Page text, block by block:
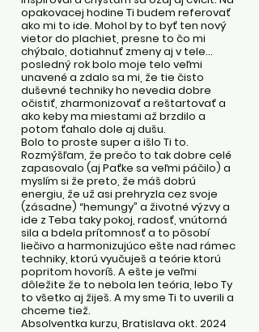
opakovacej hodine Ti budem referovať
ako mi to ide. Mohol by to byť ten nový
vietor do plachiet, presne to čo mi
chýbalo, dotiahnuť zmeny aj v tele…
posledný rok bolo moje telo veľmi
unavené a zdalo sa mi, že tie čisto
duševné techniky ho nevedia dobre
očistiť, zharmonizovať a reštartovať a
ako keby ma miestami až brzdilo a
potom ťahalo dole aj dušu.
Bolo to proste super a išlo Ti to.
Rozmýšľam, že prečo to tak dobre celé
zapasovalo (aj Paťke sa veľmi páčilo) a
myslím si že preto, že máš dobrú
energiu, že už asi prehryzla cez svoje
(zásadne) “hemungy” a životné výzvy a
ide z Teba taky pokoj, radosť, vnútorná
sila a bdela prítomnosť a to pôsobí
liečivo a harmonizujúco ešte nad rámec
techniky, ktorú vyučuješ a teórie ktorú
popritom hovoríš. A ešte je veľmi
dôležite že to nebola len teória, lebo Ty
to všetko aj žiješ. A my sme Ti to uverili a
chceme tiež.
Absolventka kurzu, Bratislava okt. 2024